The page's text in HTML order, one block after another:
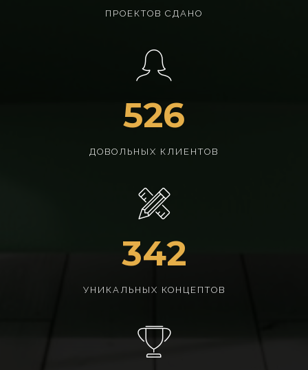
ПРОЕКТОВ СДАНО
526
ДОВОЛЬНЫХ КЛИЕНТОВ
342
УНИКАЛЬНЫХ КОНЦЕПТОВ